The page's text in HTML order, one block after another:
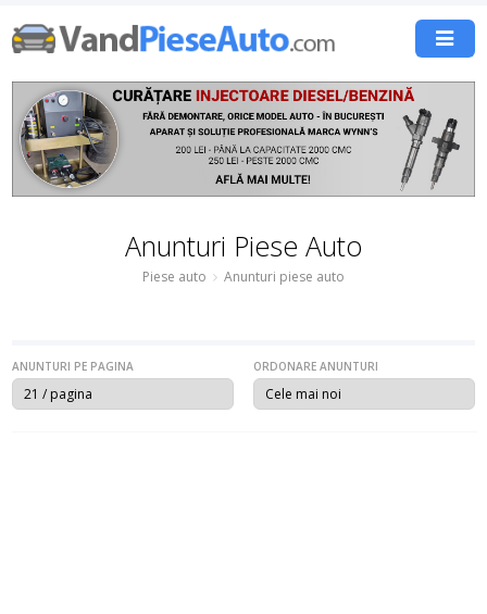
Anunturi Piese Auto
Piese auto Anunturi piese auto
ANUNTURI PE PAGINA ORDONARE ANUNTURI